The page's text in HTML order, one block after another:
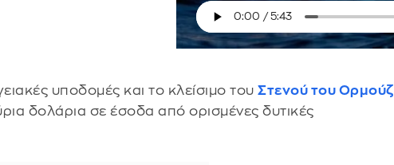
υποδομές και το κλείσιμο τουΣτενού του Ορμούζ
δολάρια σε έσοδα από ορισμένες δυτικές